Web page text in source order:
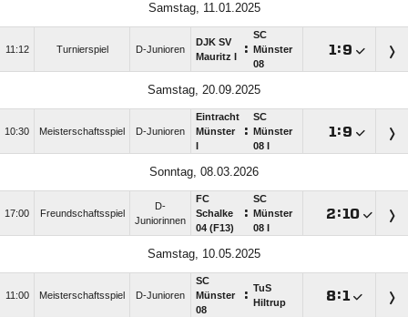
Samstag, 11.01.2025
11:12 Turnierspiel D-Junioren
DJK SV
Mauritz I
:
SC
Münster
08
:
Samstag, 20.09.2025
10:30 Meisterschaftsspiel D-Junioren
Eintracht
Münster
:
SC
Münster
08 I
:
Sonntag, 08.03.2026
17:00 Freundschaftsspiel
D-
Juniorinnen
FC
Schalke
04 (F13)
:
SC
Münster
08 I
:
Samstag, 10.05.2025
11:00 Meisterschaftsspiel D-Junioren
SC
Münster
08
: TuS
Hiltrup
: